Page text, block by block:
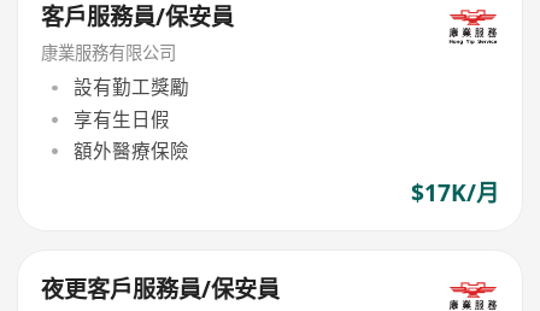
客戶服務員/保安員
康業服務有限公司
設有勤工獎勵
享有生日假
額外醫療保險
$17K/月
夜更客戶服務員/保安員